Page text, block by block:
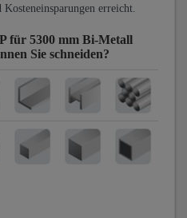
erreicht.
für 5300 mm Bi-Metall
Sie schneiden?